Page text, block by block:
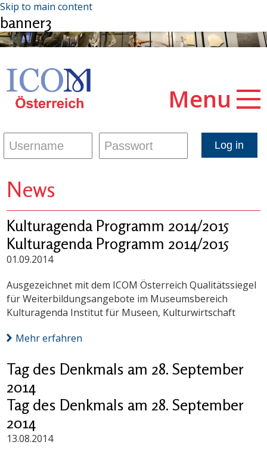
Skip to main content
banner3
Menu
News
Kulturagenda Programm 2014/2015
Kulturagenda Programm 2014/2015
01.09.2014
Ausgezeichnet mit dem ICOM Österreich Qualitätssiegel
für Weiterbildungsangebote im Museumsbereich
Kulturagenda Institut für Museen, Kulturwirtschaft
Mehr erfahren
Tag des Denkmals am 28. September
2014
Tag des Denkmals am 28. September
2014
13.08.2014